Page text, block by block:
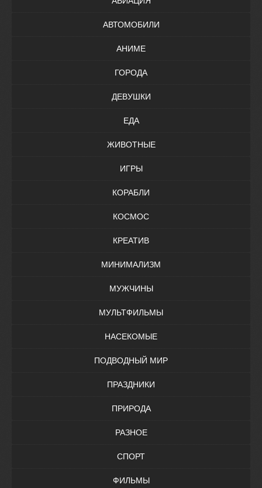
АВТОМОБИЛИ
АНИМЕ
ГОРОДА
ДЕВУШКИ
ЕДА
ЖИВОТНЫЕ
ИГРЫ
КОРАБЛИ
КОСМОС
КРЕАТИВ
МИНИМАЛИЗМ
МУЖЧИНЫ
МУЛЬТФИЛЬМЫ
НАСЕКОМЫЕ
ПОДВОДНЫЙ МИР
ПРАЗДНИКИ
ПРИРОДА
РАЗНОЕ
СПОРТ
ФИЛЬМЫ